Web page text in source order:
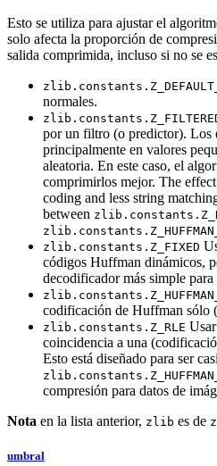
Esto se utiliza para ajustar el
solo afecta la proporción de
salida comprimida, incluso si no se
normales.
por un filtro (o predictor). Los
principalmente en valores
aleatoria. En este caso, el
comprimirlos mejor. The
coding and less string
between
zlib.constants.Z_FIXED
códigos Huffman dinámicos,
decodificador más simple para
codificación de Huffman sólo
zlib.constants.Z_RLE
coincidencia a una
Esto está diseñado para ser
compresión para datos de
Nota en la lista anterior, zlib es de
umbral